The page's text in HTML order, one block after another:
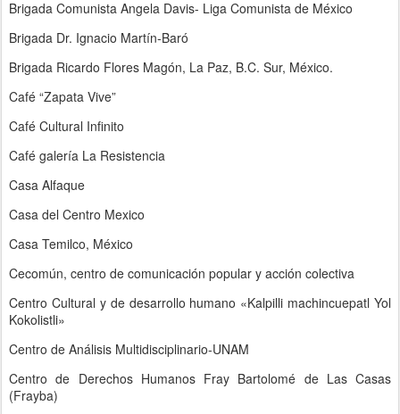
Brigada Comunista Angela Davis- Liga Comunista de México
Brigada Dr. Ignacio Martín-Baró
Brigada Ricardo Flores Magón, La Paz, B.C. Sur, México.
Café “Zapata Vive”
Café Cultural Infinito
Café galería La Resistencia
Casa Alfaque
Casa del Centro Mexico
Casa Temilco, México
Cecomún, centro de comunicación popular y acción colectiva
Centro Cultural y de desarrollo humano «Kalpilli machincuepatl Yol
Kokolistli»
Centro de Análisis Multidisciplinario-UNAM
Centro de Derechos Humanos Fray Bartolomé de Las Casas
(Frayba)